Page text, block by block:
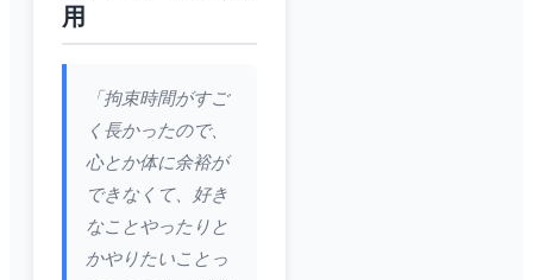
用
「拘束時間がすご
く長かったので、
心とか体に余裕が
できなくて、好き
なことやったりと
かやりたいことっ